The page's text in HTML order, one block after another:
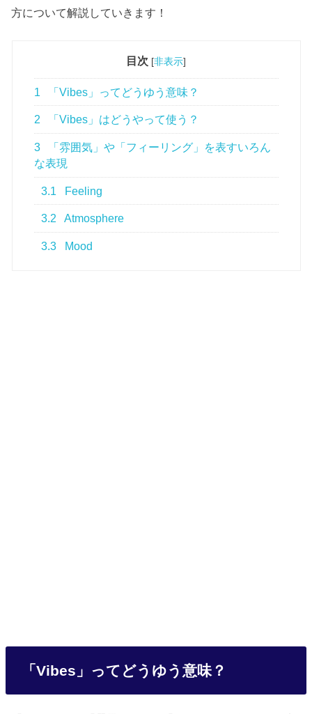
方について解説していきます！
目次 [非表示]
1 「Vibes」ってどうゆう意味？
2 「Vibes」はどうやって使う？
3
「雰囲気」や「フィーリング」を表すいろん
な表現
3.1 Feeling
3.2 Atmosphere
3.3 Mood
「Vibes」ってどうゆう意味？